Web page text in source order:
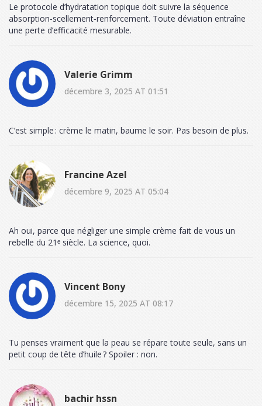
Le protocole d’hydratation topique doit suivre la séquence
absorption‑scellement‑renforcement. Toute déviation entraîne
une perte d’efficacité mesurable.
Valerie Grimm
décembre 3, 2025 AT 01:51
C’est simple : crème le matin, baume le soir. Pas besoin de plus.
Francine Azel
décembre 9, 2025 AT 05:04
Ah oui, parce que négliger une simple crème fait de vous un
rebelle du 21ᵉ siècle. La science, quoi.
Vincent Bony
décembre 15, 2025 AT 08:17
Tu penses vraiment que la peau se répare toute seule, sans un
petit coup de tête d’huile ? Spoiler : non.
bachir hssn